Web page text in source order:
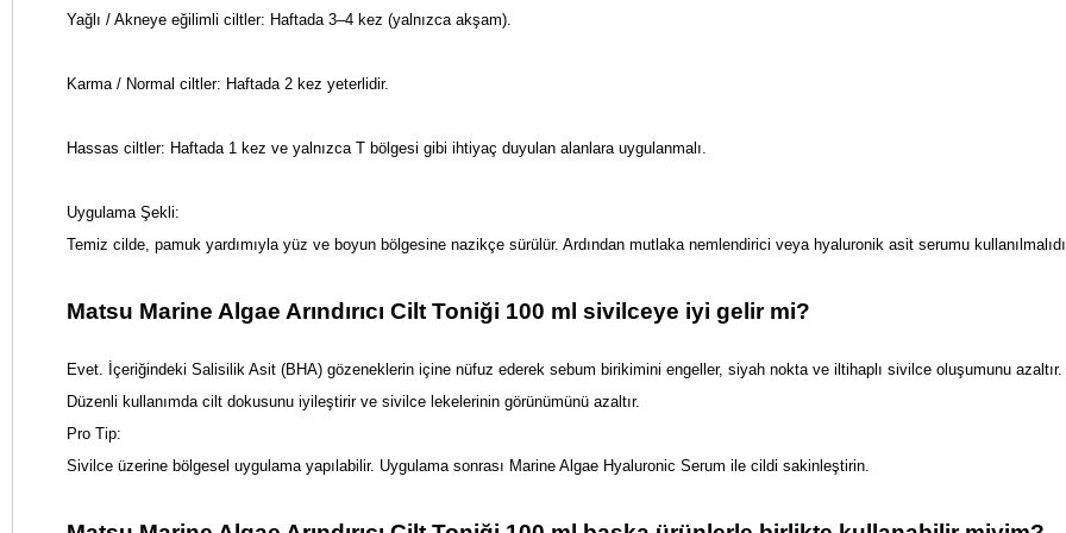
Yağlı / Akneye eğilimli ciltler: Haftada 3–4 kez (yalnızca akşam).
Karma / Normal ciltler: Haftada 2 kez yeterlidir.
Hassas ciltler: Haftada 1 kez ve yalnızca T bölgesi gibi ihtiyaç duyulan alanlara uygulanmalı.
Uygulama Şekli:
Temiz cilde, pamuk yardımıyla yüz ve boyun bölgesine nazikçe sürülür. Ardından mutlaka nemlendirici veya hyaluronik asit serumu
Matsu Marine Algae Arındırıcı Cilt Toniği 100 ml sivilceye iyi gelir mi?
Evet. İçeriğindeki Salisilik Asit (BHA) gözeneklerin içine nüfuz ederek sebum birikimini engeller, siyah nokta ve iltihaplı sivilce oluşumunu azaltır.
Düzenli kullanımda cilt dokusunu iyileştirir ve sivilce lekelerinin görünümünü azaltır.
Pro Tip:
Sivilce üzerine bölgesel uygulama yapılabilir. Uygulama sonrası Marine Algae Hyaluronic Serum ile cildi sakinleştirin.